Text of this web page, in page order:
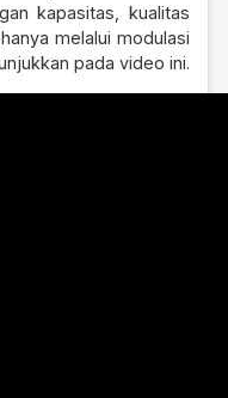
kapasitas, kualitas
melalui modulasi
pada video ini.